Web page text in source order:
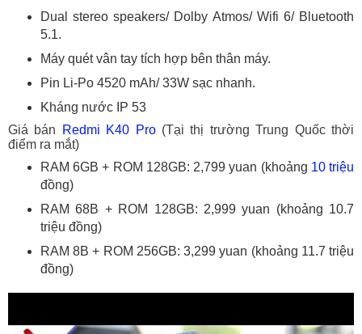
Dual stereo speakers/ Dolby Atmos/ Wifi 6/ Bluetooth
5.1.
Máy quét vân tay tích hợp bên thân máy.
Pin Li-Po 4520 mAh/ 33W sạc nhanh.
Kháng nước IP 53
Giá bán
Redmi K40 Pro(Tại thị trường Trung Quốc thời
điểm ra mắt)
RAM 6GB + ROM 128GB: 2,799 yuan (khoảng 10 triệu
đồng)
RAM 68B + ROM 128GB: 2,999 yuan (khoảng 10.7
triệu đồng)
RAM 8B + ROM 256GB: 3,299 yuan (khoảng 11.7 triệu
đồng)